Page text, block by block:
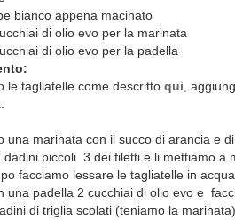
bianco appena macinato
di olio evo per la marinata
di olio evo per la padella
le tagliatelle come descritto qui ,
una marinata con il succo di arancia e di
dadini piccoli 3 dei filetti e li mettiamo a
facciamo lessare le tagliatelle in acqua
una padella 2 cucchiai di olio evo e
di triglia scolati (teniamo la